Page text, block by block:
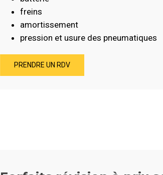
freins
amortissement
pression et usure des pneumatiques
PRENDRE UN RDV